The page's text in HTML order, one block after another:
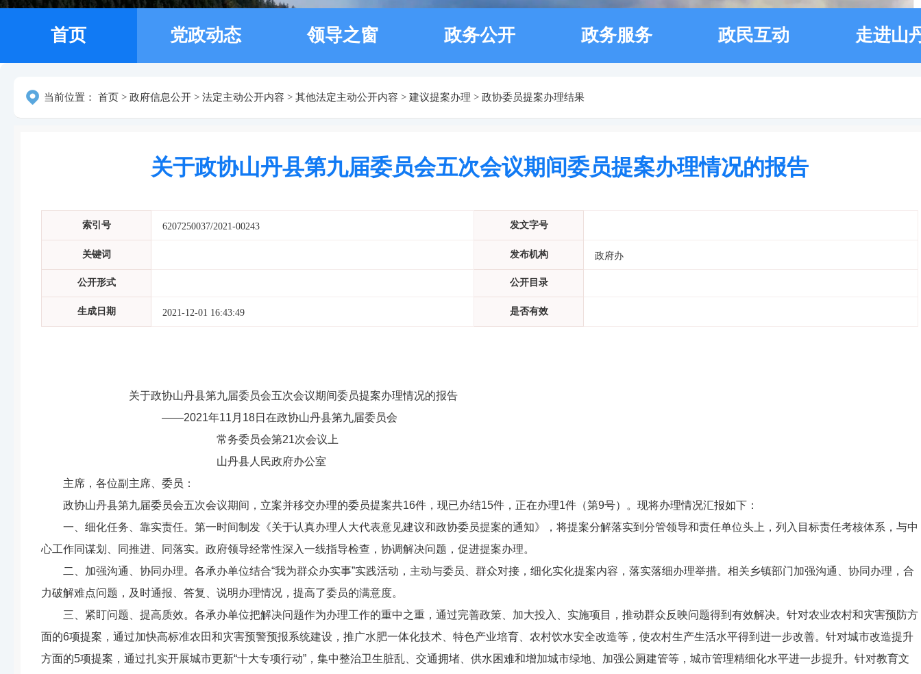
首页 党政动态 领导之窗 政务公开 政务服务 政民互动 走进山
当前位置： 首页 > 政府信息公开 > 法定主动公开内容 > 其他法定主动公开内容 > 建议提案办理 > 政协委员提案办理结果
关于政协山丹县第九届委员会五次会议期间委员提案办理情况的报告
索引号 6207250037/2021-00243 发文字号
关键词 发布机构 政府办
公开形式 公开目录
生成日期 2021-12-01 16:43:49 是否有效
关于政协山丹县第九届委员会五次会议期间委员提案办理情况的报告
——2021年11 月 18日在政协山丹县第九届委员会
常务委员会第21次会议上
山丹县人民政府办公室
主席 ， 各位副主席、委员 ：
政协山丹县第九届委员会五次会议期间，立案并移交办理的委员提案共16件，现已办结15件，正在办理1件（第9号）。现将办理情况汇报如下：
一、细化任务
靠实责任。 第一时间制发《关于认真办理人大代表意见建议和政协委员提案的通知》，将提案分解落实到分管领导和责任单位头上，列 入 目标责任考核体系 ， 与中
心工作同谋划、同推进、同落实。政府领导经常性深入一线指导检查 ，协调解决问题，促进提案办理。
二、 加强沟通 、协同办理。 各承办单位结合“我为群众办实事”实践活动 ， 主动与委员、群众对接，细化实化提案内容 ， 落实落细办理举措。 相关乡镇部门加强沟通
协同办理，合
力破解难点问题， 及时通报 、答复、说明办理情况，提高了委员的满意度。
三、紧盯问题
提高质效。 各承办单位把解决问题作为办理工作的重中之重，通过完善政策、 加大投入、实施项目 ，推动群众反映问题得到有效解决。针对农业农村和灾害预防方
面的6项提案，通过加快高标准农田和灾害预警预报系统建设 ， 推广水肥一体化技术、特色产业培育、农村饮水安全改造等，使农村生产生活水平得到进一步改善。针对城市改造提升
方面的5项提案， 通过扎实开展城市更新“十大专项行动” ，集中整治卫生脏乱、交通拥堵、供水困难和增加城市绿地、加强公厕建管等，城市管理精细化水平进一步提升。针对教育文